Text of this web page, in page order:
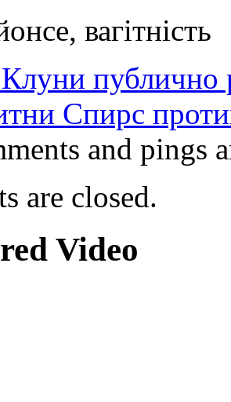
вагітність
публично
Спирс
and pings
are closed.
Video